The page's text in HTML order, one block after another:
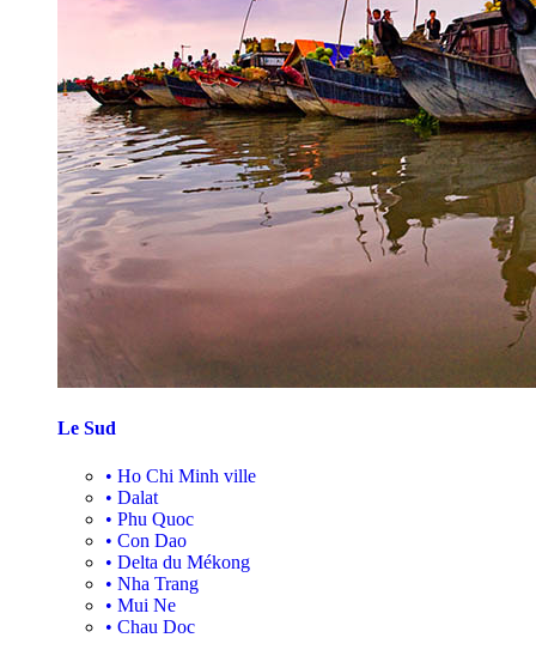
Le Sud
• Ho Chi Minh ville
• Dalat
• Phu Quoc
• Con Dao
• Delta du Mékong
• Nha Trang
• Mui Ne
• Chau Doc